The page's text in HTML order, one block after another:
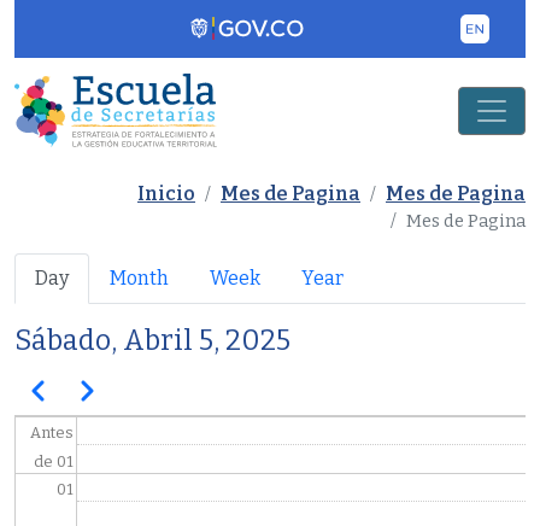
Pasar al contenido principal
Inicio Mes de Pagina Mes de Pagina
Mes de Pagina
Primary tabs
Day Month Week Year
Sábado, Abril 5, 2025
Paginación
AnteriorSiguiente
Antes
de 01
01